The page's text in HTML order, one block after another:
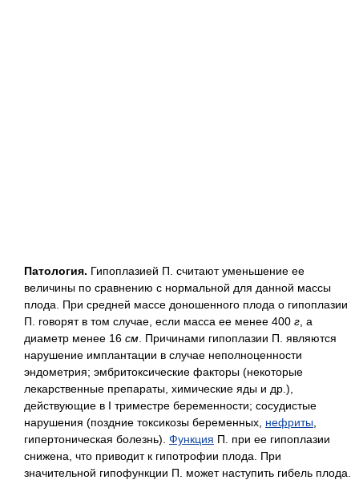
Патология. Гипоплазией П. считают уменьшение ее
величины по сравнению с нормальной для данной массы
плода. При средней массе доношенного плода о гипоплазии
П. говорят в том случае, если масса ее менее 400 г , а
диаметр менее 16 см . Причинами гипоплазии П. являются
нарушение имплантации в случае неполноценности
эндометрия; эмбритоксические факторы (некоторые
лекарственные препараты, химические яды и др.),
действующие в I триместре беременности; сосудистые
нарушения (поздние токсикозы беременных, нефриты
гипертоническая болезнь). Функция П. при ее гипоплазии
снижена, что приводит к гипотрофии плода. При
значительной гипофункции П. может наступить гибель плода.